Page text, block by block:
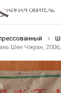
Шен Чжуан, 2006,